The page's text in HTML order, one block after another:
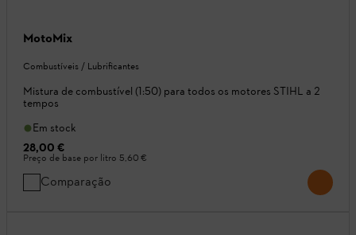
MotoMix
Combustíveis / Lubrificantes
Mistura de combustível (1:50) para todos os motores STIHL a 2
tempos
Em stock
28,00 €
Preço de base por litro 5,60 €
Comparação